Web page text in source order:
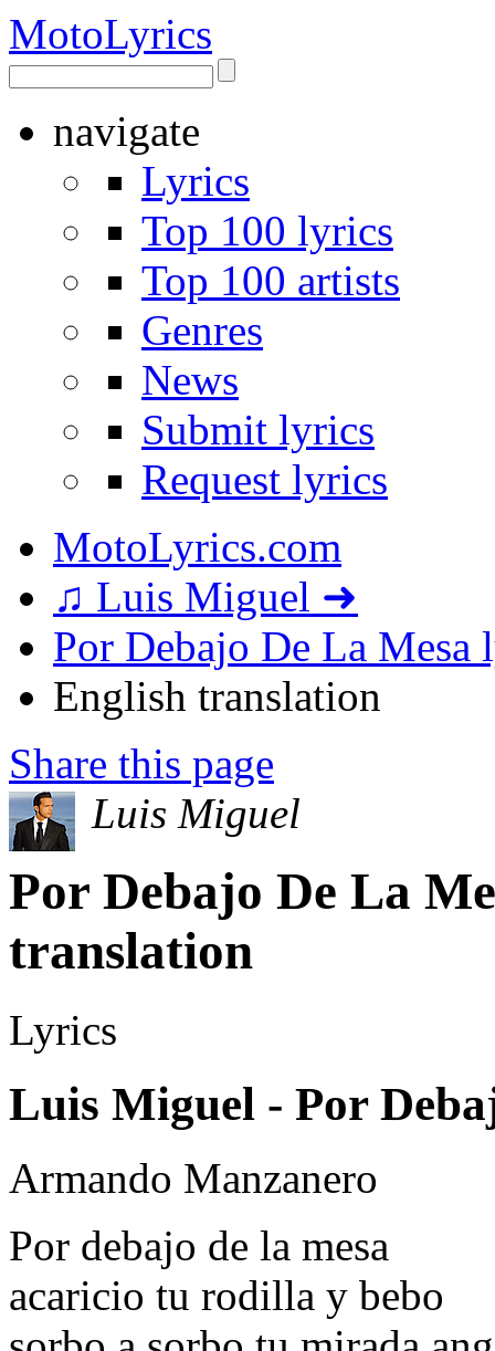
MotoLyrics
navigate
Lyrics
Top 100 lyrics
Top 100 artists
Genres
News
Submit lyrics
Request lyrics
MotoLyrics.com
♫ Luis Miguel ➜
Por Debajo De La Mesa
English translation
Share this page
Luis Miguel
Por Debajo De La
translation
Lyrics
Luis Miguel - Por
Armando Manzanero
Por debajo de la mesa
acaricio tu rodilla y bebo